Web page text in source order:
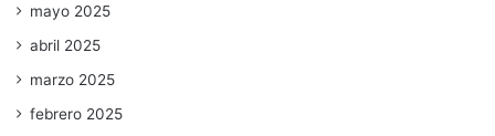
mayo 2025
abril 2025
marzo 2025
febrero 2025